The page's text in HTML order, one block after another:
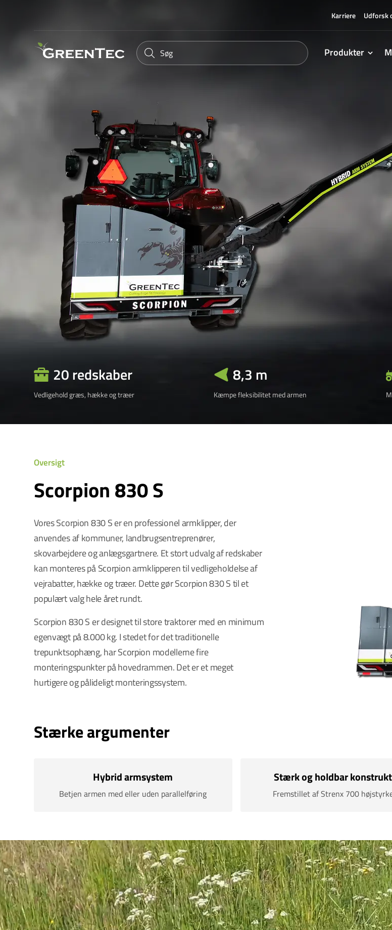
Karriere Udforsk
Produkter
20 redskaber
Vedligehold græs, hække og træer
8,3 m
Kæmpe fleksibilitet med armen
Oversigt
Scorpion 830 S
Vores Scorpion 830 S er en professionel armklipper, der
anvendes af kommuner, landbrugsentreprenører,
skovarbejdere og anlægsgartnere. Et stort udvalg af redskaber
kan monteres på Scorpion armklipperen til vedligeholdelse af
vejrabatter, hække og træer. Dette gør Scorpion 830 S til et
populært valg hele året rundt.
Scorpion 830 S er designet til store traktorer med en minimum
egenvægt på 8.000 kg. I stedet for det traditionelle
trepunktsophæng, har Scorpion modellerne fire
monteringspunkter på hovedrammen. Det er et meget
hurtigere og pålideligt monteringssystem.
Stærke argumenter
Hybrid armsystem
Betjen armen med eller uden parallelføring
Stærk og holdbar
Fremstillet af Strenx 700